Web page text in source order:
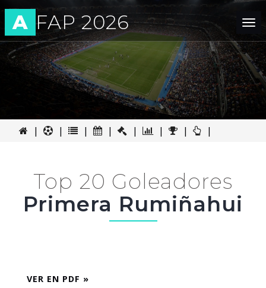
A FAP 2026
| | | | | | | |
Top 20 Goleadores
Primera Rumiñahui
VER EN PDF »